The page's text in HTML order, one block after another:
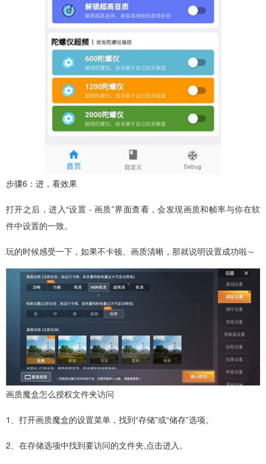
步骤6：进，看效果
打开之后，进入“设置 - 画质”界面查看，会发现画质和帧率与你在软
件中设置的一致。
玩的时候感受一下，如果不卡顿、画质清晰，那就说明设置成功啦～
画质魔盒怎么授权文件夹访问
1、打开画质魔盒的设置菜单，找到“存储”或“储存”选项。
2、在存储选项中找到要访问的文件夹,点击进入。